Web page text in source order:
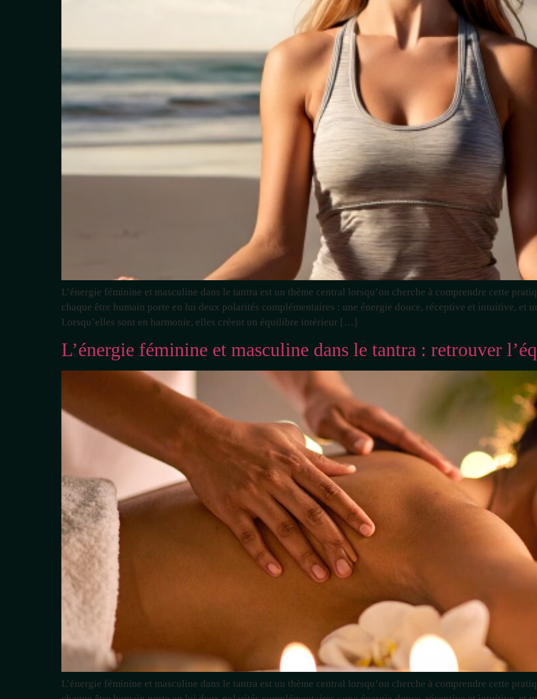
L’énergie féminine et masculine dans le tantra est un thème central lorsqu’on cherche à comprendre cette
chaque être humain porte en lui deux polarités complémentaires : une énergie douce, réceptive et intuitive, et
Lorsqu’elles sont en harmonie, elles créent un équilibre intérieur […]
L’énergie féminine et masculine dans le tantra : retrouver
L’énergie féminine et masculine dans le tantra est un thème central lorsqu’on cherche à comprendre cette